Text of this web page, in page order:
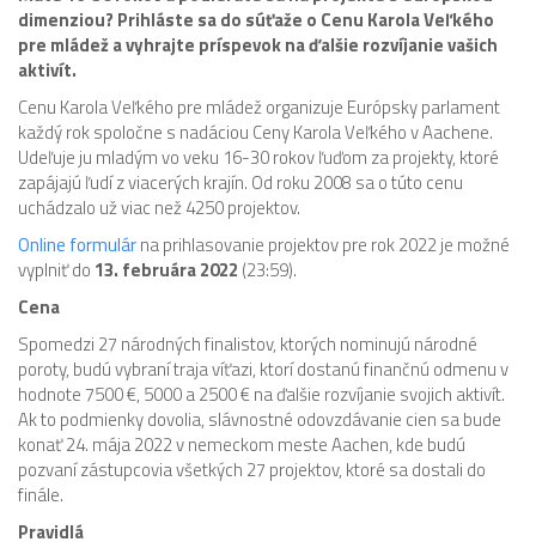
dimenziou? Prihláste sa do súťaže o Cenu Karola Veľkého
pre mládež a vyhrajte príspevok na ďalšie rozvíjanie vašich
aktivít.
Cenu Karola Veľkého pre mládež organizuje Európsky parlament
každý rok spoločne s nadáciou Ceny Karola Veľkého v Aachene.
Udeľuje ju mladým vo veku 16-30 rokov ľuďom za projekty, ktoré
zapájajú ľudí z viacerých krajín. Od roku 2008 sa o túto cenu
uchádzalo už viac než 4250 projektov.
Online formulárna prihlasovanie projektov pre rok 2022 je možné
vyplniť do 13. februára 2022 (23:59).
Cena
Spomedzi 27 národných finalistov, ktorých nominujú národné
poroty, budú vybraní traja víťazi, ktorí dostanú finančnú odmenu v
hodnote 7500 €, 5000 a 2500 € na ďalšie rozvíjanie svojich aktivít.
Ak to podmienky dovolia, slávnostné odovzdávanie cien sa bude
konať 24. mája 2022 v nemeckom meste Aachen, kde budú
pozvaní zástupcovia všetkých 27 projektov, ktoré sa dostali do
finále.
Pravidlá